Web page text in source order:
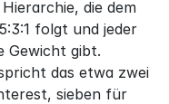
die dem
folgt und jeder
Gewicht gibt.
das etwa zwei
sieben für